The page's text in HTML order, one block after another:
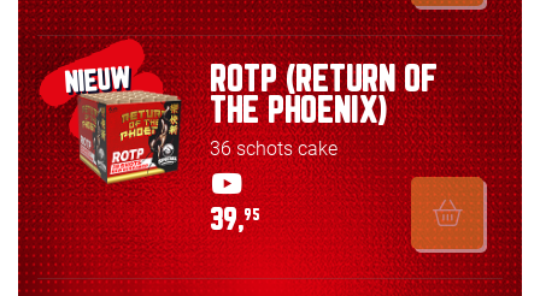
NIEUW
ROTP (RETURN OF
THE PHOENIX)
36 schots cake
39,95